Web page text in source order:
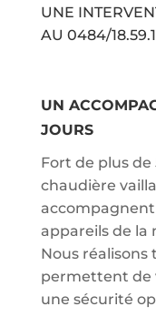
UNE
AU 0484/
UN
JOURS
Fort de plus de
chaudière
accompagnent
appareils de la
Nous réalisons
permettent de
une sécurité